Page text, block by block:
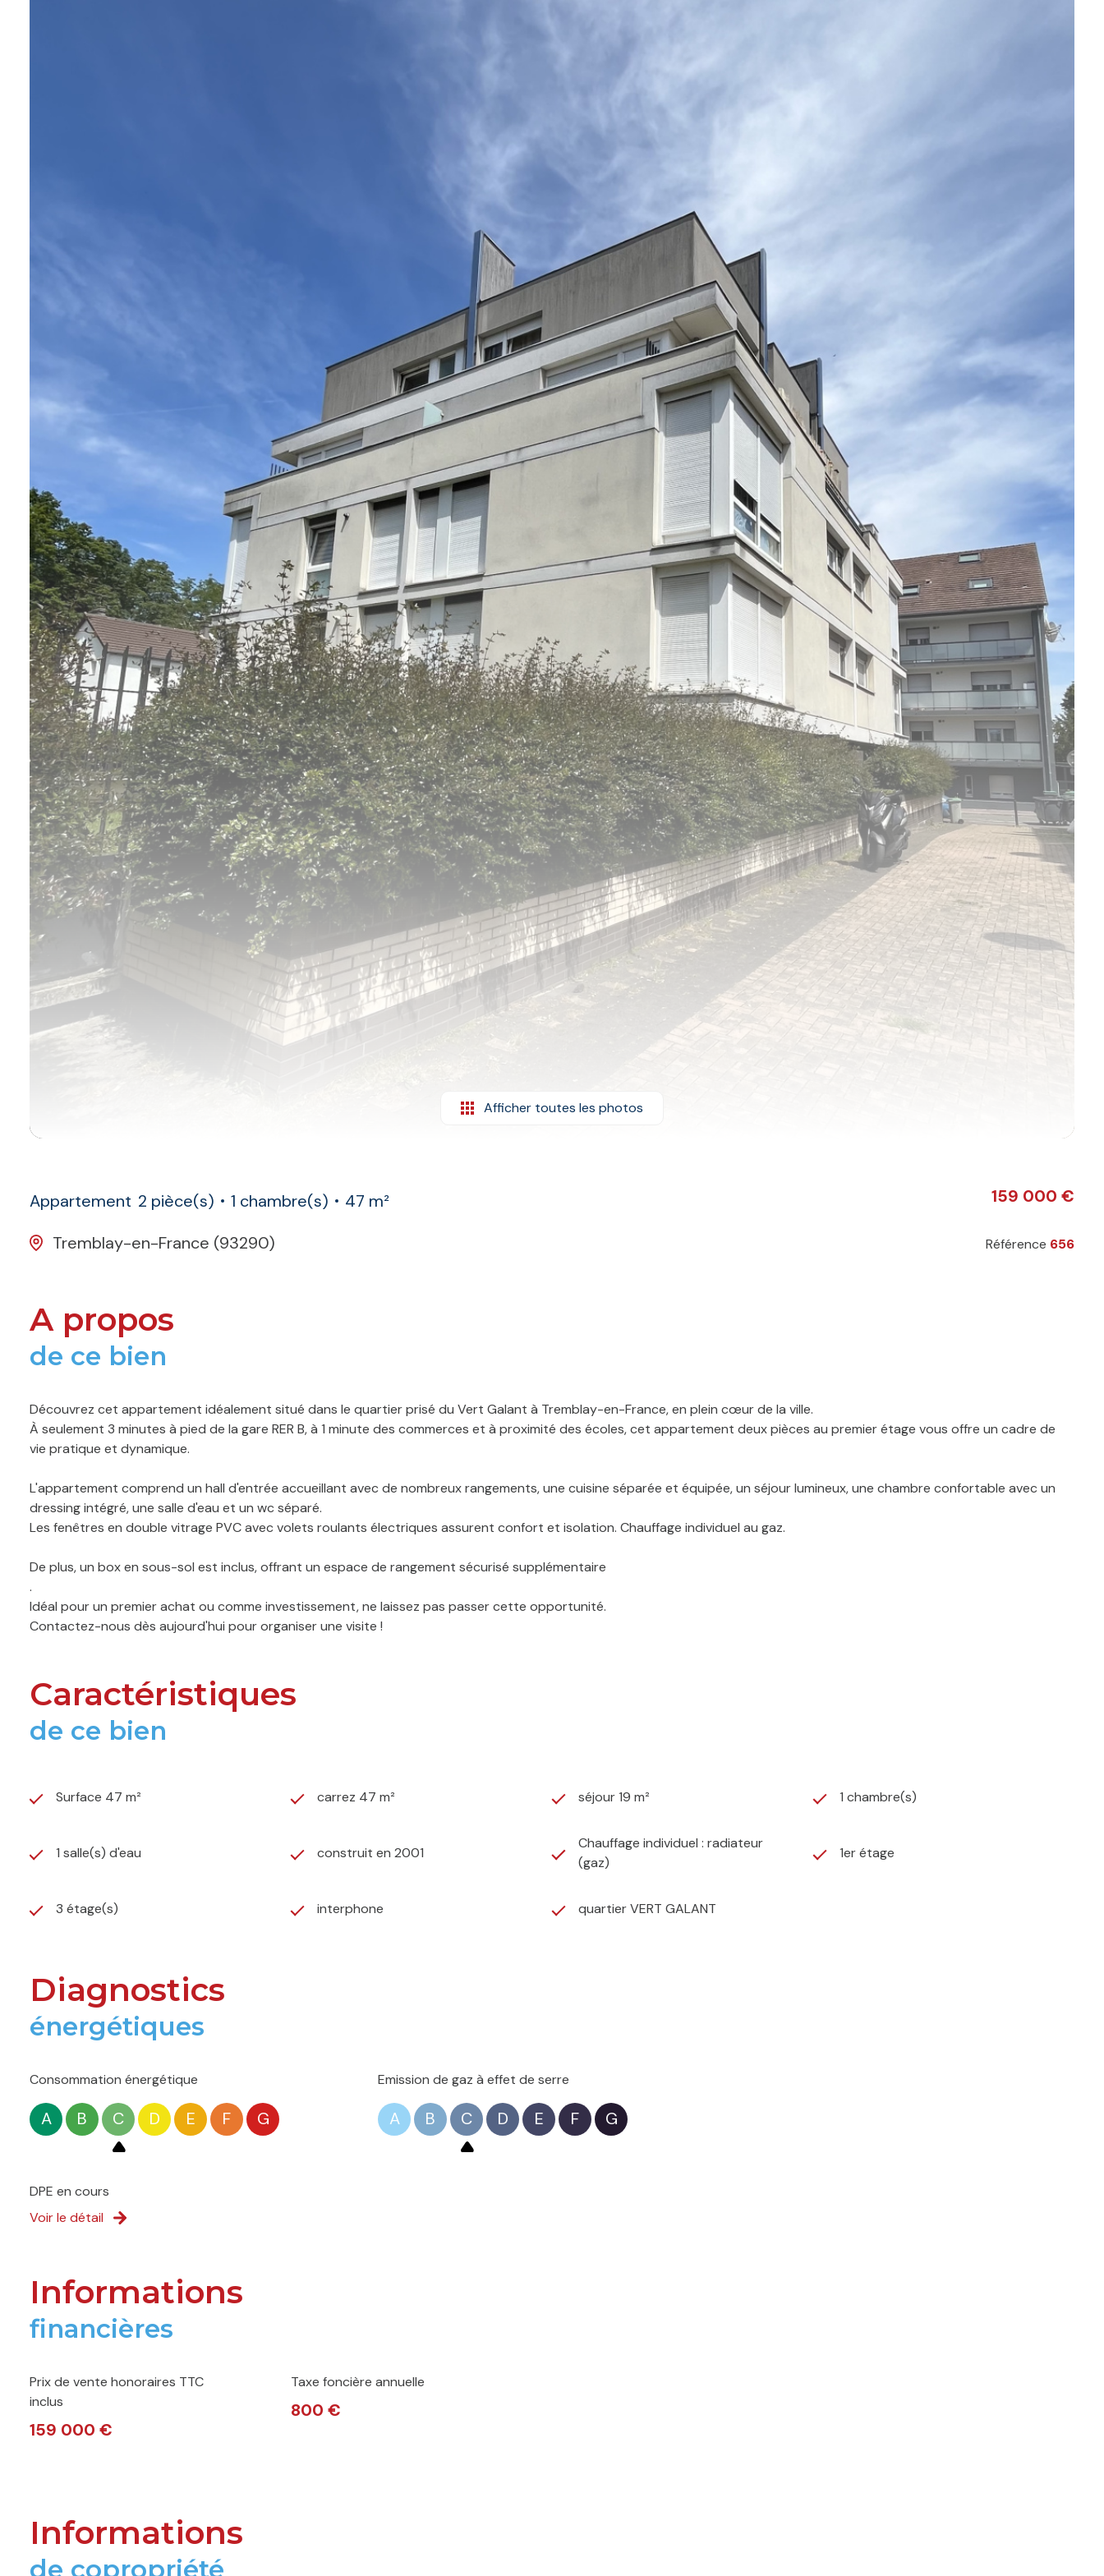
Afficher toutes les photos
Appartement 2 pièce(s) 1 chambre(s)
47 m²
Tremblay-en-France (93290)
159 000 €
Référence 656
A propos
de ce bien
Découvrez cet appartement idéalement situé dans le quartier prisé du Vert Galant à Tremblay-en-France, en plein cœur de la ville.
À seulement 3 minutes à pied de la gare RER B, à 1 minute des commerces et à proximité des écoles, cet appartement deux pièces au premier étage vous offre un cadre de
vie pratique et dynamique.
L'appartement comprend un hall d'entrée accueillant avec de nombreux rangements, une cuisine séparée et équipée, un séjour lumineux, une chambre confortable avec un
dressing intégré, une salle d'eau et un wc séparé.
Les fenêtres en double vitrage PVC avec volets roulants électriques assurent confort et isolation. Chauffage individuel au gaz.
De plus, un box en sous-sol est inclus, offrant un espace de rangement sécurisé supplémentaire
.
Idéal pour un premier achat ou comme investissement, ne laissez pas passer cette opportunité.
Contactez-nous dès aujourd'hui pour organiser une visite !
Caractéristiques
de ce bien
Surface 47 m² carrez 47 m² séjour 19 m² 1 chambre(s)
1 salle(s) d'eau construit en 2001
Chauffage individuel : radiateur
(gaz)
1er étage
3 étage(s) interphone quartier VERT GALANT
Diagnostics
énergétiques
Consommation énergétique
A B C D E F G
Emission de gaz à effet de serre
A B C D E F G
DPE en cours
Voir le détail
Informations
financières
Prix de vente honoraires TTC
inclus
159 000 €
Taxe foncière annuelle
800 €
Informations
de copropriété